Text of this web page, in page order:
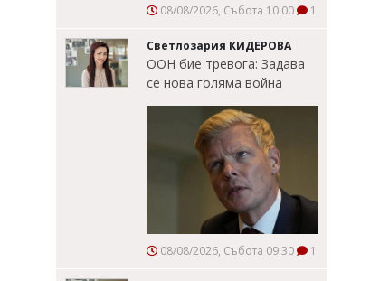
08/08/2026, Събота 10:00 1
Светлозария КИДЕРОВА
ООН бие тревога: Задава
се нова голяма война
08/08/2026, Събота 09:30 1